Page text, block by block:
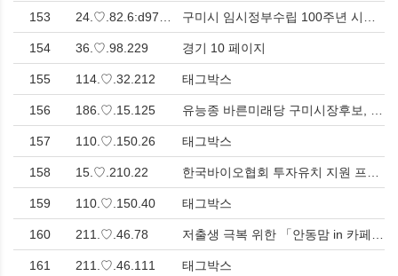
153
154 36.♡.98.229 경기 10 페이지
155 114.♡.32.212 태그박스
156 186.♡.15.125
157 110.♡.150.26 태그박스
158 15.♡.210.22
159 110.♡.150.40 태그박스
160 211.♡.46.78
161 211.♡.46.111 태그박스